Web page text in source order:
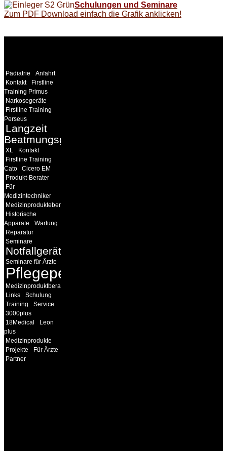
Schulungen und Seminare
Zum PDF Download einfach die Grafik anklicken!
Pädiatrie
Anfahrt
Kontakt
Firstline
Training Primus
Narkosegeräte
Firstline Training
Perseus
Langzeit
Beatmungsgeräte
XL
Kontakt
Firstline Training
Cato
Cicero EM
Produkt-Berater
Für
Medizintechniker
Medizinprodukteberater
Historische
Apparate
Wartung
Reparatur
Seminare
Notfallgeräte
Seminare für Ärzte
Pflegepersonal
Medizinproduktberater
Links
Schulung
Training
Service
3000plus
18Medical
Leon
plus
Medizinprodukte
Projekte
Für Ärzte
Partner